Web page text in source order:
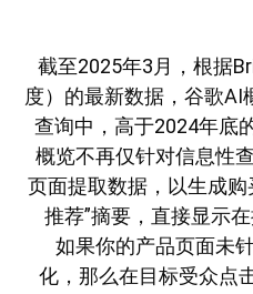
截至2025年3月，根据
度）的最新数据，谷歌AI
查询中，高于2024年底
概览不再仅针对信息性
页面提取数据，以生成
推荐”摘要，直接显示
如果你的产品页面未
化，那么在目标受众点